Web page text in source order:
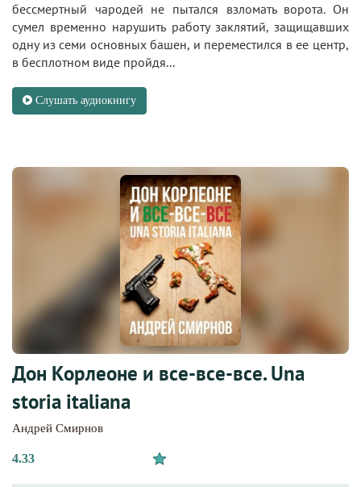
бессмертный чародей не пытался взломать ворота. Он
сумел временно нарушить работу заклятий, защищавших
одну из семи основных башен, и переместился в ее центр,
в бесплотном виде пройдя...
Слушать аудиокнигу
Дон Корлеоне и все-все-все. Una
storia italiana
Андрей Смирнов
4.33